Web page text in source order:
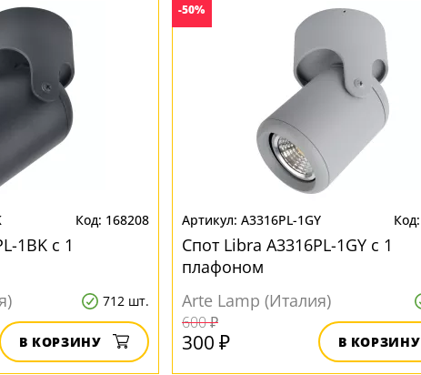
168208
1BK с 1
712 шт.
В КОРЗИНУ
-50%
A3316PL-1GY
Спот Libra A3316PL-1GY с 1
плафоном
Arte Lamp (Италия)
600 ₽
300 ₽ В КОРЗИНУ